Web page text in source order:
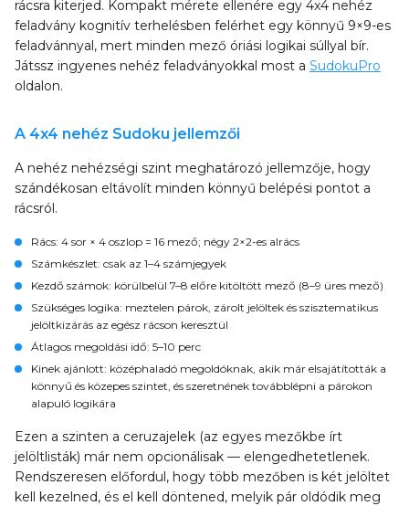
rácsra kiterjed. Kompakt mérete ellenére egy 4x4 nehéz
feladvány kognitív terhelésben felérhet egy könnyű 9×9-es
feladvánnyal, mert minden mező óriási logikai súllyal bír.
Játssz ingyenes nehéz feladványokkal most a SudokuPro
oldalon.
A 4x4 nehéz Sudoku jellemzői
A nehéz nehézségi szint meghatározó jellemzője, hogy
szándékosan eltávolít minden könnyű belépési pontot a
rácsról.
Rács: 4 sor × 4 oszlop = 16 mező; négy 2×2-es alrács
Számkészlet: csak az 1–4 számjegyek
Kezdő számok: körülbelül 7–8 előre kitöltött mező (8–9 üres mező)
Szükséges logika: meztelen párok, zárolt jelöltek és szisztematikus
jelöltkizárás az egész rácson keresztül
Átlagos megoldási idő: 5–10 perc
Kinek ajánlott: középhaladó megoldóknak, akik már elsajátították a
könnyű és közepes szintet, és szeretnének továbblépni a párokon
alapuló logikára
Ezen a szinten a ceruzajelek (az egyes mezőkbe írt
jelöltlisták) már nem opcionálisak — elengedhetetlenek.
Rendszeresen előfordul, hogy több mezőben is két jelöltet
kell kezelned, és el kell döntened, melyik pár oldódik meg